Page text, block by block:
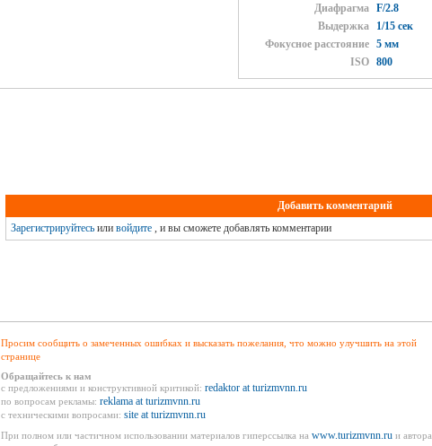
Диафрагма
F/2.8
Выдержка
1/15 сек
Фокусное расстояние
5 мм
ISO
800
Добавить комментарий
Зарегистрируйтесьили войдите, и вы сможете добавлять комментарии
Просим сообщить о замеченных ошибках и высказать пожелания, что можно улучшить на этой
странице
Обращайтесь к нам
с предложениями и конструктивной критикой: redaktor at turizmvnn.ru
по вопросам рекламы: reklama at turizmvnn.ru
с техническими вопросами: site at turizmvnn.ru
При полном или частичном использовании материалов гиперссылка на www.turizmvnn.ruи автора